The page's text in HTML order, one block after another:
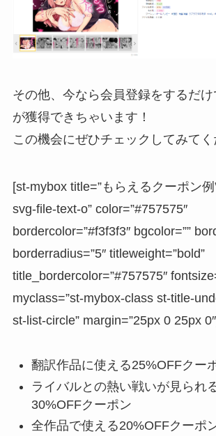
その他、今なら会員登録をするだ
が獲得できちゃいます！
この機会にぜひチェックしてみてく
[st-mybox title=”もらえるクーポン例
svg-file-text-o” color=”#757575″
bordercolor=”#f3f3f3″ bgcolor=””
borderradius=”5″ titleweight=”bold”
title_bordercolor=”#757575″
myclass=”st-mybox-class st-title-
st-list-circle” margin=”25px 0 25px
翻訳作品に使える25%OFFクー
ライバルとの熱い戦いが見られ
30%OFFクーポン
全作品で使える20%OFFクーポ